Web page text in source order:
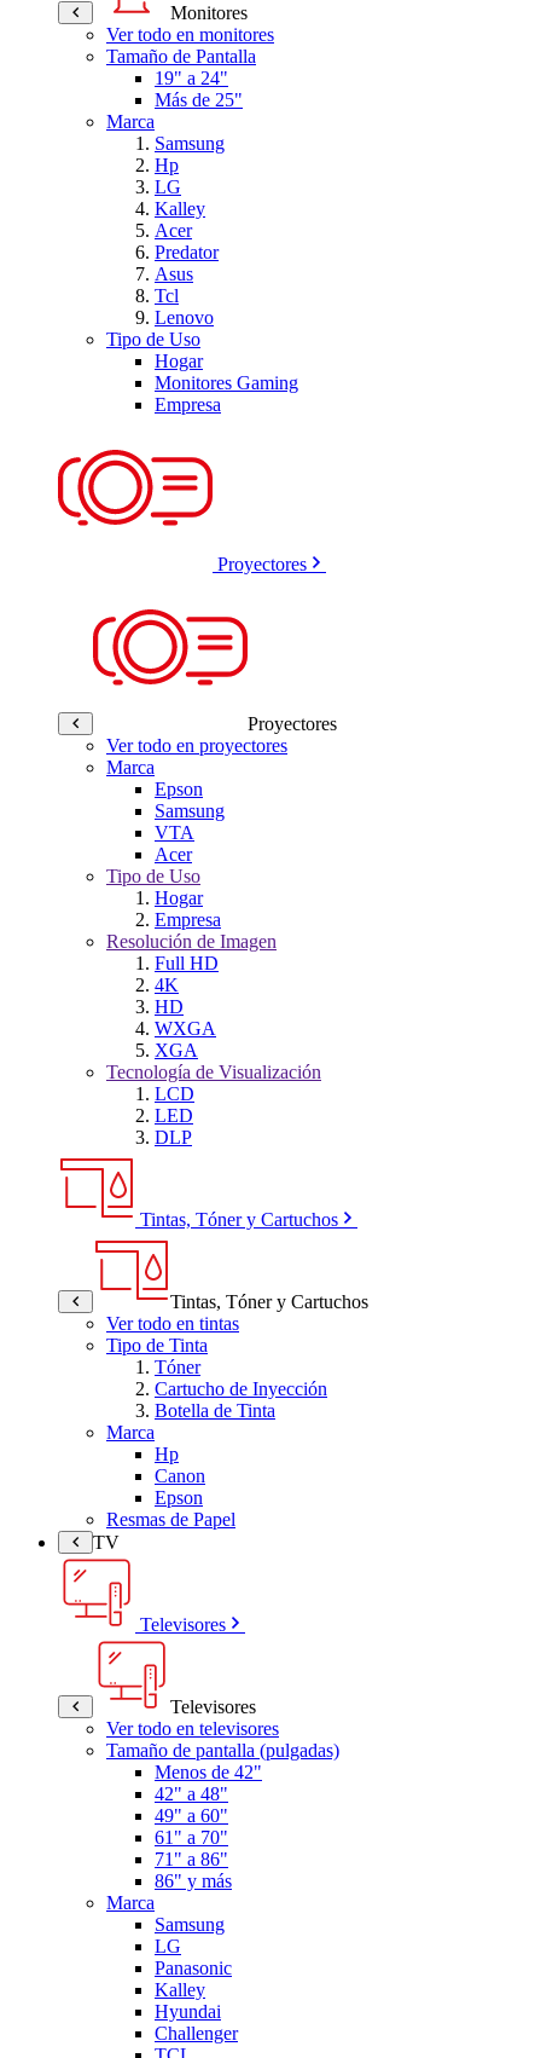
Monitores
Ver todo en monitores
Tamaño de Pantalla
19" a 24"
Más de 25"
Marca
Samsung
Hp
LG
Kalley
Acer
Predator
Asus
Tcl
Lenovo
Tipo de Uso
Hogar
Monitores Gaming
Empresa
Proyectores
Proyectores
Ver todo en proyectores
Marca
Epson
Samsung
VTA
Acer
Tipo de Uso
Hogar
Empresa
Resolución de Imagen
Full HD
4K
HD
WXGA
XGA
Tecnología de Visualización
LCD
LED
DLP
Tintas, Tóner y Cartuchos
Tintas, Tóner y Cartuchos
Ver todo en tintas
Tipo de Tinta
Tóner
Cartucho de Inyección
Botella de Tinta
Marca
Hp
Canon
Epson
Resmas de Papel
TV
Televisores
Televisores
Ver todo en televisores
Tamaño de pantalla (pulgadas)
Menos de 42"
42" a 48"
49" a 60"
61" a 70"
71" a 86"
86" y más
Marca
Samsung
LG
Panasonic
Kalley
Hyundai
Challenger